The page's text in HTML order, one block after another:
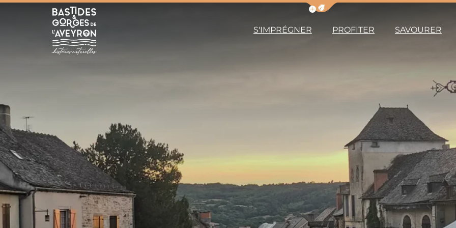
Afficher la barre de navigation du
S'IMPRÉGNER PROFITER SAVOURER